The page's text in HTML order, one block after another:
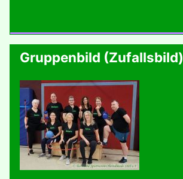
Gruppenbild (Zufallsbild)